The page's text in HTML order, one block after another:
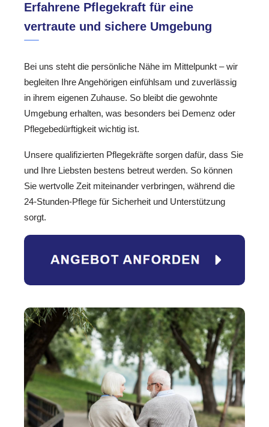
Erfahrene Pflegekraft für eine
vertraute und sichere Umgebung
Bei uns steht die persönliche Nähe im Mittelpunkt – wir
begleiten Ihre Angehörigen einfühlsam und zuverlässig
in ihrem eigenen Zuhause. So bleibt die gewohnte
Umgebung erhalten, was besonders bei Demenz oder
Pflegebedürftigkeit wichtig ist.
Unsere qualifizierten Pflegekräfte sorgen dafür, dass Sie
und Ihre Liebsten bestens betreut werden. So können
Sie wertvolle Zeit miteinander verbringen, während die
24-Stunden-Pflege für Sicherheit und Unterstützung
sorgt.